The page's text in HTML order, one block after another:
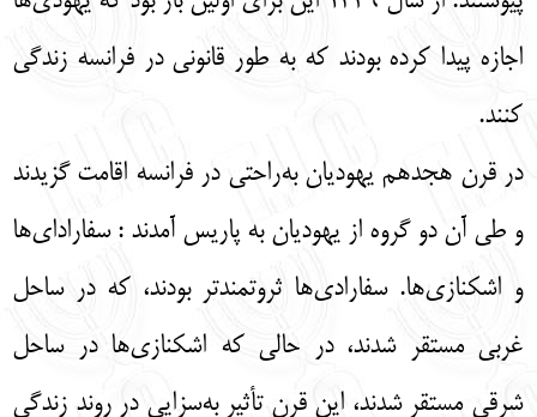
اجازه پیدا کرده بودند که به طور قانونی در فرانسه زندگی
کنند.
در قرن هجدهم یهودیان به‌راحتی در فرانسه اقامت گزیدند
و طی آن دو گروه از یهودیان به پاریس آمدند : سفارادای‌ها
و اشکنازی‌ها. سفارادی‌ها ثروتمندتر بودند، که در ساحل
غربی مستقر شدند، در حالی که اشکنازی‌ها در ساحل
شرقی مستقر شدند، این قرن تأثیر به‌سزایی در روند زندگی